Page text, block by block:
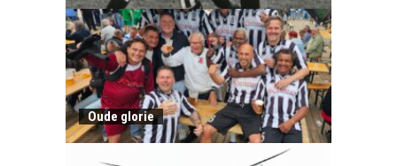
Oude glorie